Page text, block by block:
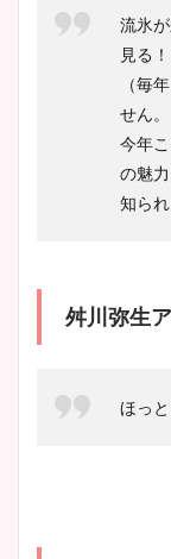
流氷
見る！
（毎
せん。
今年
の魅
知ら
舛川弥生
ほっ